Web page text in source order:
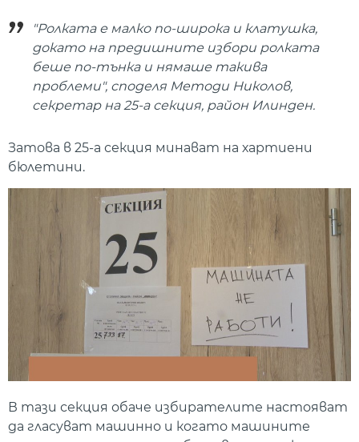
"Ролката е малко по-широка и клатушка,
докато на предишните избори ролката
беше по-тънка и нямаше такива
проблеми", споделя Методи Николов,
секретар на 25-а секция, район Илинден.
Затова в 25-а секция минават на хартиени
бюлетини.
В тази секция обаче избирателите настояват
да гласуват машинно и когато машините